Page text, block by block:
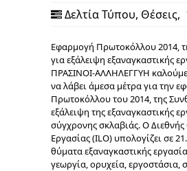
Δελτία Τύπου, Θέσεις,
Εφαρμογή Πρωτοκόλλου 2014,
για εξάλειψη εξαναγκαστικής
ΠΡΑΣΙΝΟΙ-ΑΛΛΗΛΕΓΓΥΗ
να λάβει άμεσα μέτρα για την
Πρωτοκόλλου του 2014, της
εξάλειψη της εξαναγκαστικής
σύγχρονης σκλαβιάς. Ο
Εργασίας (ILO) υπολογίζει σε
θύματα εξαναγκαστικής
γεωργία, ορυχεία, εργοστάσια,